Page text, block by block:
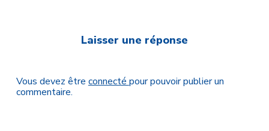
Laisser une réponse
Vous devez être connecté pour pouvoir publier un
commentaire.